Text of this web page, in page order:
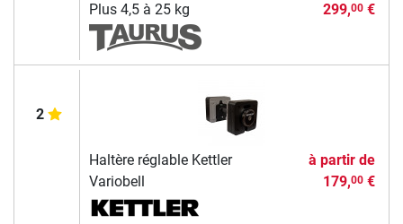
Plus 4,5 à 25 kg
299,00€
2
Haltère réglable Kettler
Variobell
à partir de
179,00€